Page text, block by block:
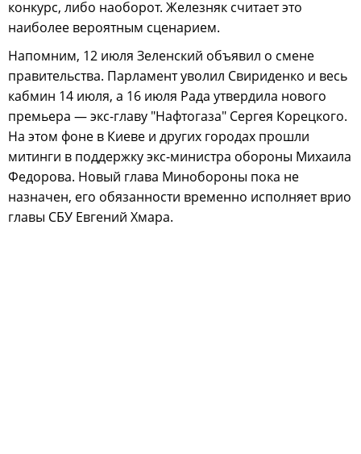
конкурс, либо наоборот. Железняк считает это
наиболее вероятным сценарием.
Напомним, 12 июля Зеленский объявил о смене
правительства. Парламент уволил Свириденко и весь
кабмин 14 июля, а 16 июля Рада утвердила нового
премьера — экс-главу "Нафтогаза" Сергея Корецкого.
На этом фоне в Киеве и других городах прошли
митинги в поддержку экс-министра обороны Михаила
Федорова. Новый глава Минобороны пока не
назначен, его обязанности временно исполняет врио
главы СБУ Евгений Хмара.